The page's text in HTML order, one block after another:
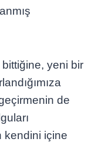
bittiğine, yeni bir
de
kendini içine